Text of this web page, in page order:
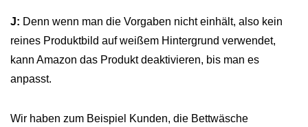
J: Denn wenn man die Vorgaben nicht einhält, also kein
reines Produktbild auf weißem Hintergrund verwendet,
kann Amazon das Produkt deaktivieren, bis man es
anpasst.
Wir haben zum Beispiel Kunden, die Bettwäsche